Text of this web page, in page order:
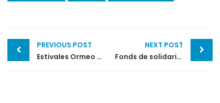
Post
navigation
PREVIOUS POST
Estivales Ormeo 2021 : des collaborateur.s d’expertise comptable heureux
NEXT POST
Fonds de solidarité pour Septembre 2021